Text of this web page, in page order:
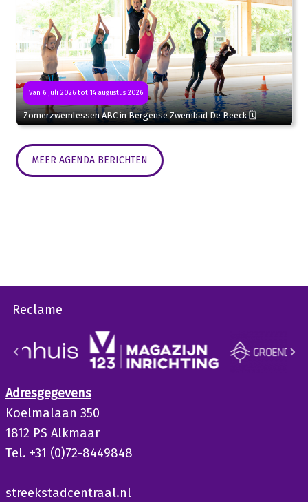
Van 6 juli 2026 tot 14 augustus 2026
Zomerzwemlessen ABC in Bergense Zwembad De Beeck 🗓
MEER AGENDA BERICHTEN
Reclame
Adresgegevens
Koelmalaan 350
1812 PS Alkmaar
Tel. +31 (0)72-8449848
streekstadcentraal.nl